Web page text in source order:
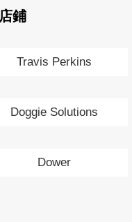
鋪
Travis Perkins
Doggie Solutions
Dower